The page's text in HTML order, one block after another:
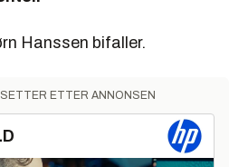
Hanssen bifaller.
ETTER ANNONSEN